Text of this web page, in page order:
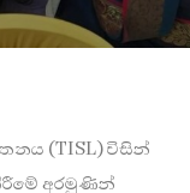
(TISL) විසින්
අරමුණින්